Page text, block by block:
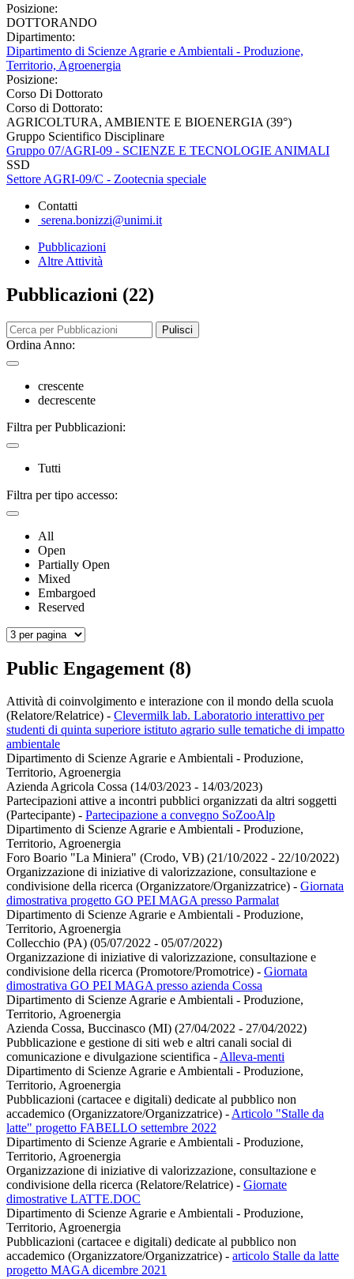
Posizione:
DOTTORANDO
Dipartimento:
Dipartimento di Scienze Agrarie e Ambientali - Produzione,
Territorio, Agroenergia
Posizione:
Corso Di Dottorato
Corso di Dottorato:
AGRICOLTURA, AMBIENTE E BIOENERGIA (39°)
Gruppo Scientifico Disciplinare
Gruppo 07/AGRI-09 - SCIENZE E TECNOLOGIE ANIMALI
SSD
Settore AGRI-09/C - Zootecnia speciale
Contatti
serena.bonizzi@unimi.it
Pubblicazioni
Altre Attività
Pubblicazioni (22)
Pulisci
Ordina Anno:
crescente
decrescente
Filtra per Pubblicazioni:
Tutti
Filtra per tipo accesso:
All
Open
Partially Open
Mixed
Embargoed
Reserved
Public Engagement (8)
Attività di coinvolgimento e interazione con il mondo della scuola
(Relatore/Relatrice) - Clevermilk lab. Laboratorio interattivo per
studenti di quinta superiore istituto agrario sulle tematiche di impatto
ambientale
Dipartimento di Scienze Agrarie e Ambientali - Produzione,
Territorio, Agroenergia
Azienda Agricola Cossa (14/03/2023 - 14/03/2023)
Partecipazioni attive a incontri pubblici organizzati da altri soggetti
(Partecipante) - Partecipazione a convegno SoZooAlp
Dipartimento di Scienze Agrarie e Ambientali - Produzione,
Territorio, Agroenergia
Foro Boario "La Miniera" (Crodo, VB) (21/10/2022 - 22/10/2022)
Organizzazione di iniziative di valorizzazione, consultazione e
condivisione della ricerca (Organizzatore/Organizzatrice) - Giornata
dimostrativa progetto GO PEI MAGA presso Parmalat
Dipartimento di Scienze Agrarie e Ambientali - Produzione,
Territorio, Agroenergia
Collecchio (PA) (05/07/2022 - 05/07/2022)
Organizzazione di iniziative di valorizzazione, consultazione e
condivisione della ricerca (Promotore/Promotrice) - Giornata
dimostrativa GO PEI MAGA presso azienda Cossa
Dipartimento di Scienze Agrarie e Ambientali - Produzione,
Territorio, Agroenergia
Azienda Cossa, Buccinasco (MI) (27/04/2022 - 27/04/2022)
Pubblicazione e gestione di siti web e altri canali social di
comunicazione e divulgazione scientifica -Alleva-menti
Dipartimento di Scienze Agrarie e Ambientali - Produzione,
Territorio, Agroenergia
Pubblicazioni (cartacee e digitali) dedicate al pubblico non
accademico (Organizzatore/Organizzatrice) -Articolo "Stalle da
latte" progetto FABELLO settembre 2022
Dipartimento di Scienze Agrarie e Ambientali - Produzione,
Territorio, Agroenergia
Organizzazione di iniziative di valorizzazione, consultazione e
condivisione della ricerca (Relatore/Relatrice) - Giornate
dimostrative LATTE.DOC
Dipartimento di Scienze Agrarie e Ambientali - Produzione,
Territorio, Agroenergia
Pubblicazioni (cartacee e digitali) dedicate al pubblico non
accademico (Organizzatore/Organizzatrice) - articolo Stalle da latte
progetto MAGA dicembre 2021